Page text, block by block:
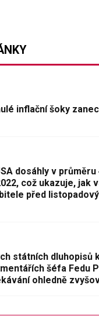
inflační šoky
dosáhly v
což ukazuje, jak
před
státních dluhopisů
šéfa Fedu
ohledně